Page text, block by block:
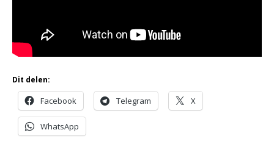
Dit delen:
Facebook Telegram X
WhatsApp